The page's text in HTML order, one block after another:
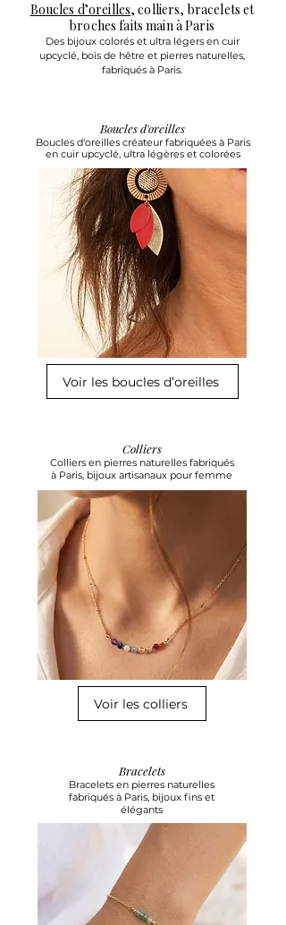
Boucles d’oreilles, colliers, bracelets et
broches faits main à Paris
Des bijoux colorés et ultra légers en cuir
upcyclé, bois de hêtre et pierres naturelles,
fabriqués à Paris.
Boucles d'oreilles
Boucles d'oreilles créateur fabriquées à Paris
en cuir upcyclé, ultra légères et colorées
Voir les boucles d’oreilles
Colliers
Colliers en pierres naturelles fabriqués
à Paris, bijoux artisanaux pour femme
Voir les colliers
Bracelets
Bracelets en pierres naturelles
fabriqués à Paris, bijoux fins et
élégants